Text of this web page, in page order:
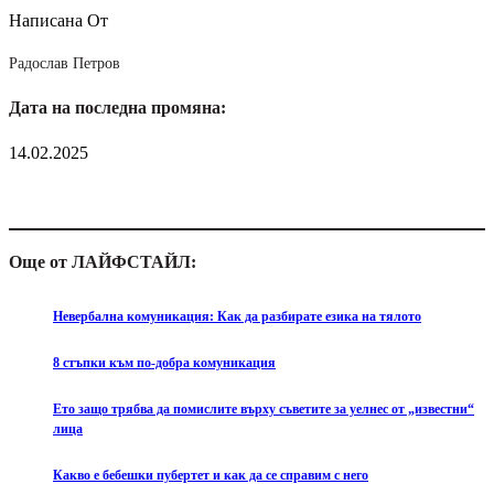
Написана От
Радослав Петров
Дата на последна промяна:
14.02.2025
Още от ЛАЙФСТАЙЛ:
Невербална комуникация: Как да разбирате езика на тялото
8 стъпки към по-добра комуникация
Ето защо трябва да помислите върху съветите за уелнес от „известни“
лица
Какво е бебешки пубертет и как да се справим с него